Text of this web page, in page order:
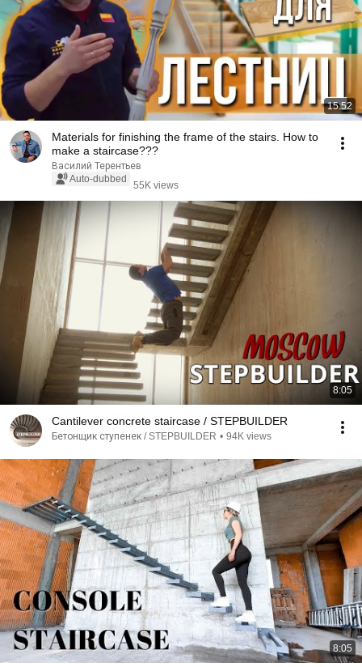
15:52
Materials for finishing the frame of the stairs. How to
make a staircase???
Василий Терентьев
Auto-dubbed
55K views
8:05
Cantilever concrete staircase / STEPBUILDER
Бетонщик ступенек / STEPBUILDER • 94K views
8:05